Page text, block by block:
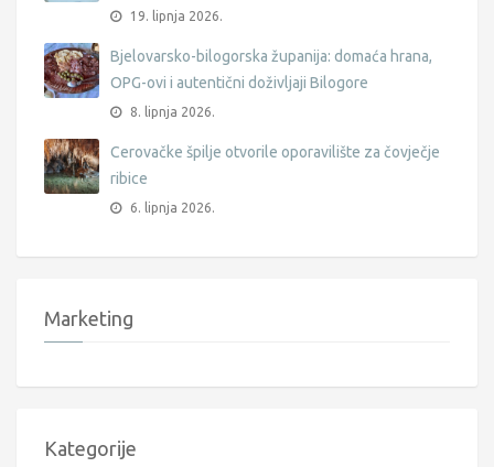
19. lipnja 2026.
Bjelovarsko-bilogorska županija: domaća hrana,
OPG-ovi i autentični doživljaji Bilogore
8. lipnja 2026.
Cerovačke špilje otvorile oporavilište za čovječje
ribice
6. lipnja 2026.
Marketing
Kategorije